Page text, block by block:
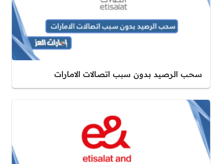
سحب الرصيد بدون سبب اتصالات الامارات